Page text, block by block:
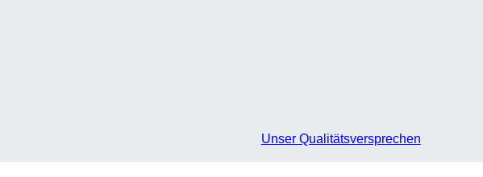
Unser Qualitätsversprechen